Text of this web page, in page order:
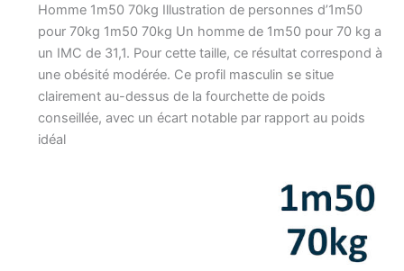
Homme 1m50 70kg Illustration de personnes d’1m50
pour 70kg 1m50 70kg Un homme de 1m50 pour 70 kg a
un IMC de 31,1. Pour cette taille, ce résultat correspond à
une obésité modérée. Ce profil masculin se situe
clairement au-dessus de la fourchette de poids
conseillée, avec un écart notable par rapport au poids
idéal